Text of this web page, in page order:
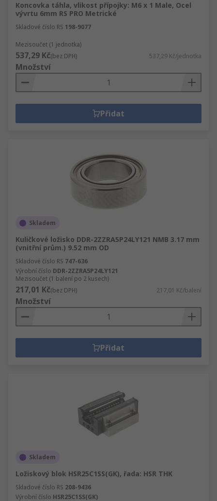
Koncovka táhla, vlikost přípojky: M6 x 1 Male, Ocel
vývrtu 6mm RS PRO Metrické
Skladové číslo RS 198-9077
Mezisoučet (1 jednotka)
537,29 Kč(bez DPH) 537,29 Kč/jednotka
Množství
Přidat
Skladem
Kuličkové ložisko DDR-2ZZRA5P24LY121 NMB 3.17 mm
(vnitřní prům.) 9.52 mm OD
Skladové číslo RS 747-636
Výrobní číslo DDR-2ZZRA5P24LY121
Mezisoučet (1 balení po 2 kusech)
217,01 Kč(bez DPH) 217,01 Kč/balení
Množství
Přidat
Skladem
Ložiskový blok HSR25C1SS(GK), řada: HSR THK
Skladové číslo RS 208-9436
Výrobní číslo HSR25C1SS(GK)